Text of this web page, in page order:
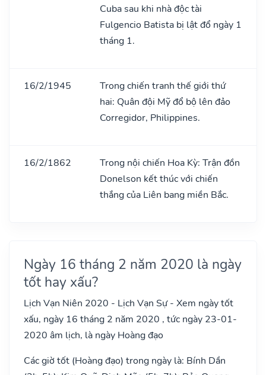
Cuba sau khi nhà độc tài
Fulgencio Batista bị lật đổ ngày 1
tháng 1.
16/2/1945
Trong chiến tranh thế giới thứ
hai: Quân đội Mỹ đổ bộ lên đảo
Corregidor, Philippines.
16/2/1862
Trong nội chiến Hoa Kỳ: Trận đồn
Donelson kết thúc với chiến
thắng của Liên bang miền Bắc.
Ngày 16 tháng 2 năm 2020 là ngày
tốt hay xấu?
Lịch Vạn Niên 2020 - Lịch Vạn Sự - Xem ngày tốt
xấu, ngày 16 tháng 2 năm 2020 , tức ngày 23-01-
2020 âm lịch, là ngày Hoàng đạo
Các giờ tốt (Hoàng đạo) trong ngày là: Bính Dần